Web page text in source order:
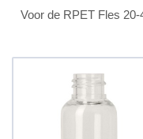
Voor de RPET Fles